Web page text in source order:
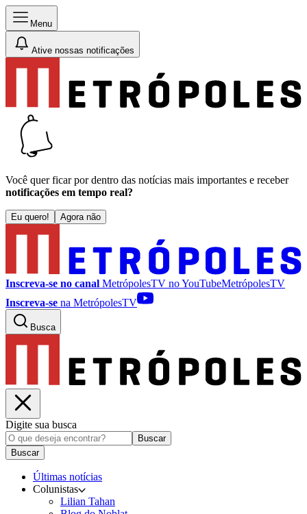
Menu
Ative nossas notificações
Você quer ficar por dentro das notícias mais importantes e receber
notificações em tempo real?
Eu quero! Agora não
Inscreva-se no canal MetrópolesTV noYouTubeMetrópolesTV
Inscreva-se na MetrópolesTV
Busca
Digite sua busca
Buscar
Buscar
Últimas notícias
Colunistas
Lilian Tahan